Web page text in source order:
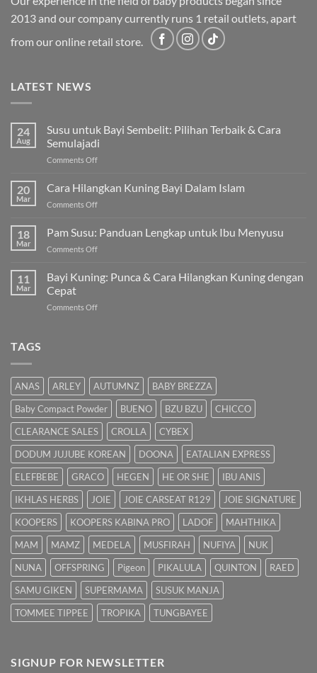
2013 and our company currently runs 1 retail outlets, apart
from our online retail store.
LATEST NEWS
24
Aug
Susu untuk Bayi Sembelit: Pilihan Terbaik & Cara
Semulajadi
Comments Offon
untuk
Bayi
Terbaik
20
Mar
Cara Hilangkan Kuning Bayi Dalam Islam
Comments Offon
Hilangkan
Islam
18
Mar
Pam Susu: Panduan Lengkap untuk Ibu Menyusu
Comments Offon
Susu:
Panduan
untuk
11
Mar
Bayi Kuning: Punca & Cara Hilangkan Kuning dengan
Cepat
Comments Offon
Hilangkan
Kuning
dengan
Cepat
TAGS
ANAS ARLEY AUTUMNZ
BABY BREZZA
Baby Compact Powder
BUENO BZU BZU
CHICCO
CLEARANCE SALES
CROLLA
CYBEX
DODUM JUJUBE KOREAN
DOONA
EATALIAN EXPRESS
ELEFBEBE
GRACO HEGEN HE OR SHE
IBU ANIS
IKHLAS HERBS
JOIE JOIE CARSEAT R129
JOIE SIGNATURE
KOOPERS
KOOPERS KABINA PRO LADOF
MAHTHIKA
MAM
MAMZ MEDELA MUSFIRAH NUFIYA
NUK
NUNA
OFFSPRING Pigeon PIKALULA QUINTON
RAED
SAMU GIKEN
SUPERMAMA
SUSUK MANJA
TOMMEE TIPPEE
TROPIKA TUNGBAYEE
SIGNUP FOR NEWSLETTER